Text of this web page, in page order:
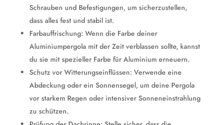
Schrauben und Befestigungen, um sicherzustellen,
dass alles fest und stabil ist.
Farbauffrischung: Wenn die Farbe deiner
Aluminiumpergola mit der Zeit verblassen sollte, kannst
du sie mit spezieller Farbe für Aluminium erneuern.
Schutz vor Witterungseinflüssen: Verwende eine
Abdeckung oder ein Sonnensegel, um deine Pergola
vor starkem Regen oder intensiver Sonneneinstrahlung
zu schützen.